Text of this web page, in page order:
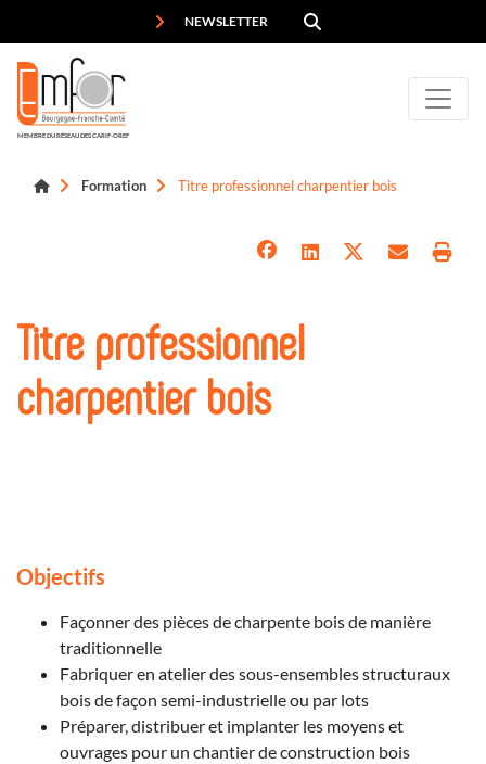
NEWSLETTER
MEMBRE DU RÉSEAU DES CARIF-OREF
Formation Titre professionnel charpentier bois
Titre professionnel
charpentier bois
Objectifs
Façonner des pièces de charpente bois de manière
traditionnelle
Fabriquer en atelier des sous-ensembles structuraux
bois de façon semi-industrielle ou par lots
Préparer, distribuer et implanter les moyens et
ouvrages pour un chantier de construction bois
Panneau de gestion des cookies